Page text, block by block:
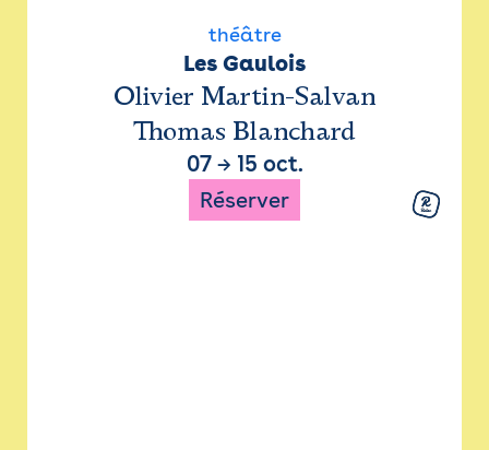
théâtre
Les Gaulois
Olivier Martin-Salvan
Thomas Blanchard
07→ 15 oct.
Réserver